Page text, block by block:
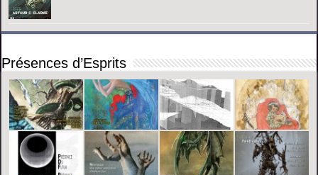
Présences d’Esprits